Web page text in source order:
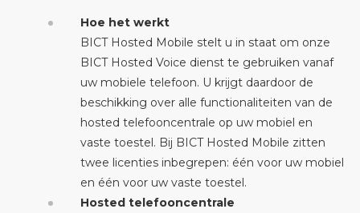
Hoe het werkt
BICT Hosted Mobile stelt u in staat om onze
BICT Hosted Voice dienst te gebruiken vanaf
uw mobiele telefoon. U krijgt daardoor de
beschikking over alle functionaliteiten van de
hosted telefooncentrale op uw mobiel en
vaste toestel. Bij BICT Hosted Mobile zitten
twee licenties inbegrepen: één voor uw mobiel
en één voor uw vaste toestel.
Hosted telefooncentrale